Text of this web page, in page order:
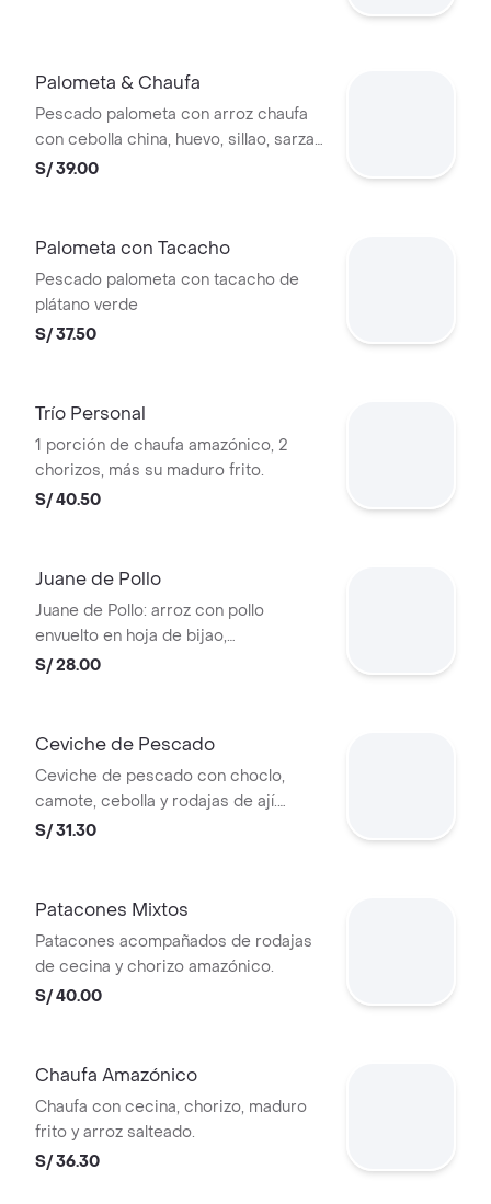
Palometa & Chaufa
Pescado palometa con arroz chaufa
con cebolla china, huevo, sillao, sarza
criolla
S/ 39.00
Palometa con Tacacho
Pescado palometa con tacacho de
plátano verde
S/ 37.50
Trío Personal
1 porción de chaufa amazónico, 2
chorizos, más su maduro frito.
S/ 40.50
Juane de Pollo
Juane de Pollo: arroz con pollo
envuelto en hoja de bijao,
acompañado de yuca frita y salsa
S/ 28.00
Ceviche de Pescado
Ceviche de pescado con choclo,
camote, cebolla y rodajas de ají.
Servido con lechuga.
S/ 31.30
Patacones Mixtos
Patacones acompañados de rodajas
de cecina y chorizo amazónico.
S/ 40.00
Chaufa Amazónico
Chaufa con cecina, chorizo, maduro
frito y arroz salteado.
S/ 36.30